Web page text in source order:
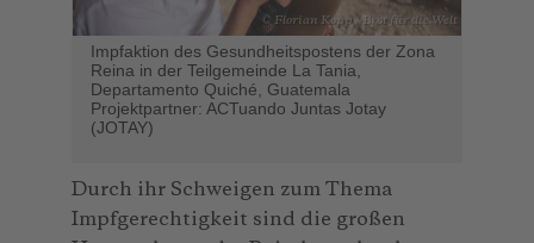
© Florian Kopp / Brot für die Welt
Impfaktion des Gesundheitspostens der Zona
Reina in der Teilgemeinde La Tania,
Departamento Quiché, Guatemala
Projektpartner: ACTuando Juntas Jotay
(JOTAY)
Durch ihr Schweigen zum Thema
Impfgerechtigkeit sind die großen